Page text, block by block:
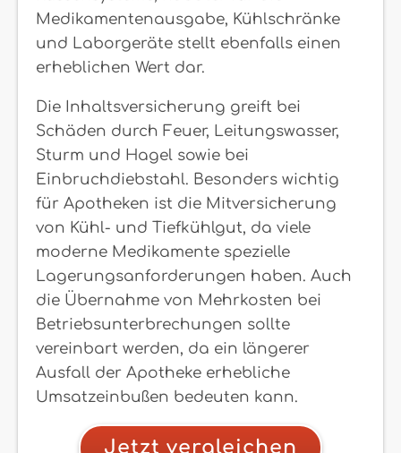
Medikamentenausgabe, Kühlschränke
und Laborgeräte stellt ebenfalls einen
erheblichen Wert dar.
Die Inhaltsversicherung greift bei
Schäden durch Feuer, Leitungswasser,
Sturm und Hagel sowie bei
Einbruchdiebstahl. Besonders wichtig
für Apotheken ist die Mitversicherung
von Kühl- und Tiefkühlgut, da viele
moderne Medikamente spezielle
Lagerungsanforderungen haben. Auch
die Übernahme von Mehrkosten bei
Betriebsunterbrechungen sollte
vereinbart werden, da ein längerer
Ausfall der Apotheke erhebliche
Umsatzeinbußen bedeuten kann.
Jetzt vergleichen